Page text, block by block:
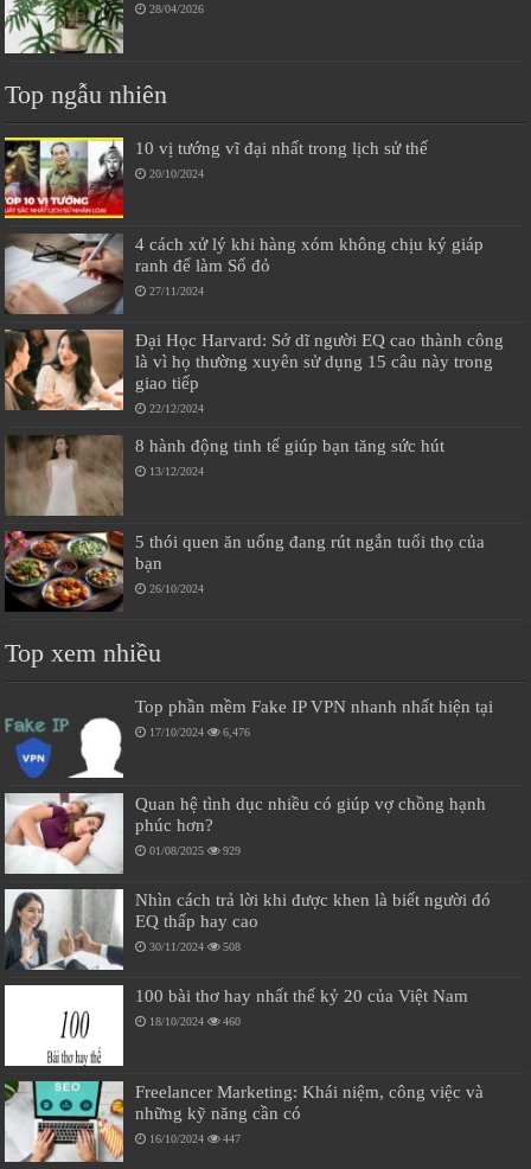
28/04/2026
Top ngẫu nhiên
10 vị tướng vĩ đại nhất trong lịch sử thế
20/10/2024
4 cách xử lý khi hàng xóm không chịu ký giáp
ranh để làm Sổ đỏ
27/11/2024
Đại Học Harvard: Sở dĩ người EQ cao thành công
là vì họ thường xuyên sử dụng 15 câu này trong
giao tiếp
22/12/2024
8 hành động tinh tế giúp bạn tăng sức hút
13/12/2024
5 thói quen ăn uống đang rút ngắn tuổi thọ của
bạn
26/10/2024
Top xem nhiều
Top phần mềm Fake IP VPN nhanh nhất hiện tại
17/10/2024 6,476
Quan hệ tình dục nhiều có giúp vợ chồng hạnh
phúc hơn?
01/08/2025 929
Nhìn cách trả lời khi được khen là biết người đó
EQ thấp hay cao
30/11/2024 508
100 bài thơ hay nhất thế kỷ 20 của Việt Nam
18/10/2024 460
Freelancer Marketing: Khái niệm, công việc và
những kỹ năng cần có
16/10/2024 447